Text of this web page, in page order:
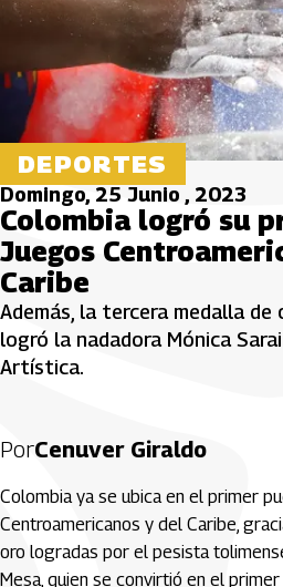
DEPORTES
Domingo, 25 Junio , 2023
Colombia logró su
Juegos
Caribe
Además, la tercera medalla de
logró la nadadora Mónica
Artística.
PorCenuver Giraldo
Colombia ya se ubica en el primer
Centroamericanos y del Caribe,
oro logradas por el pesista
Mesa, quien se convirtió en el